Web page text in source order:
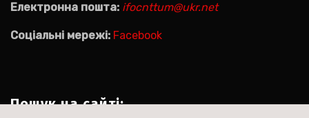
Електронна пошта: ifocnttum@ukr.net
Соціальні мережі: Facebook
Пошук на сайті: